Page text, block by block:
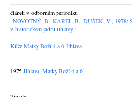
článek v odborném periodiku
"NOVOTNÝ, B.–KAREL, B.–DUŠEK, V., 1978:
v historickém jádru Jihlavy."
Kůže Matky Boží 4 a 6 Jihlava
1975Jihlava, Matky Boží 4 a 6